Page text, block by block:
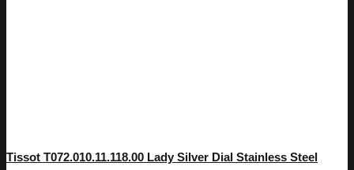
Tissot T072.010.11.118.00 Lady Silver Dial Stainless Steel